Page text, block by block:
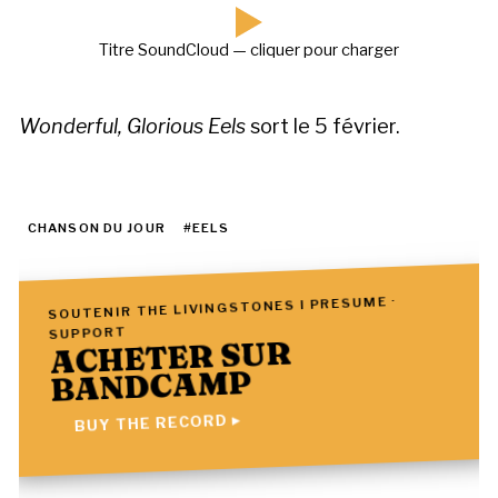
Titre SoundCloud — cliquer pour charger
Wonderful, Glorious Eelssort le 5 février.
CHANSON DU JOUR #EELS
SOUTENIR THE LIVINGSTONES I PRESUME ·
SUPPORT
ACHETER SUR
BANDCAMP
BUY THE RECORD ▸